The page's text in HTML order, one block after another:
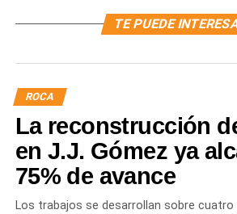
TE PUEDE
ROCA
La reconstrucción
en J.J. Gómez ya
75% de avance
Los trabajos se desarrollan sobre cuatro